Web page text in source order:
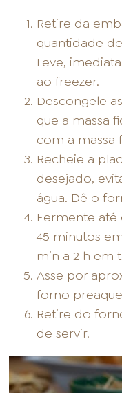
Retire da
quantidade
Leve,
ao freezer.
Descongele
que a massa
com a massa
Recheie a
desejado,
água. Dê o
Fermente
45 minutos
min a 2 h em
Asse por
forno
Retire do
de servir.